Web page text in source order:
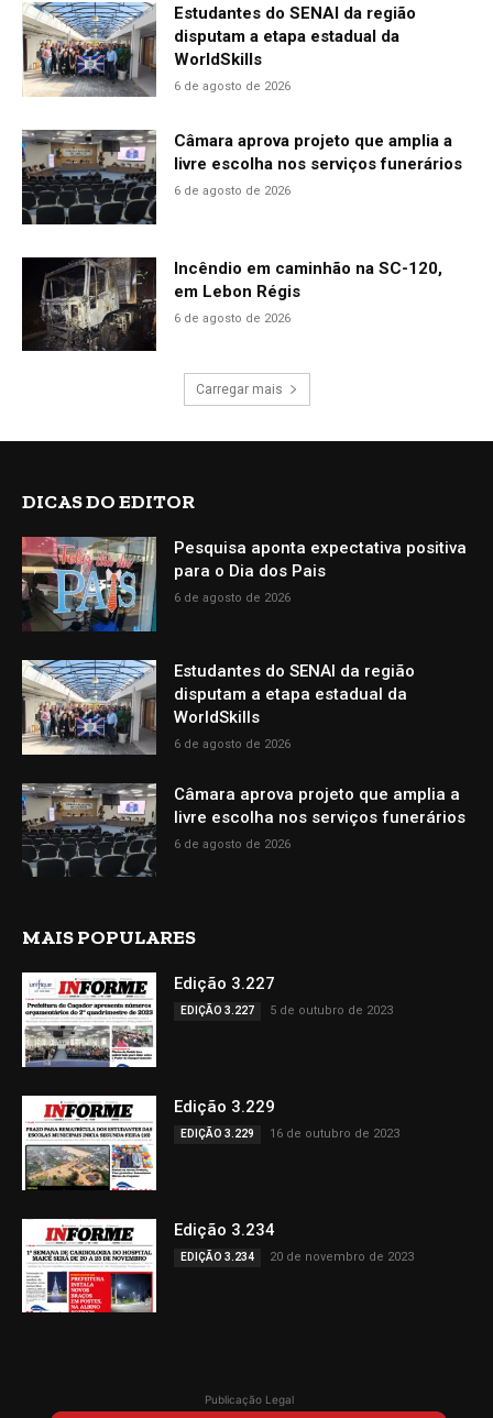
Estudantes do SENAI da região
disputam a etapa estadual da
WorldSkills
6 de agosto de 2026
Câmara aprova projeto que amplia a
livre escolha nos serviços funerários
6 de agosto de 2026
Incêndio em caminhão na SC-120,
em Lebon Régis
6 de agosto de 2026
Carregar mais
DICAS DO EDITOR
Pesquisa aponta expectativa positiva
para o Dia dos Pais
6 de agosto de 2026
Estudantes do SENAI da região
disputam a etapa estadual da
WorldSkills
6 de agosto de 2026
Câmara aprova projeto que amplia a
livre escolha nos serviços funerários
6 de agosto de 2026
MAIS POPULARES
Edição 3.227
EDIÇÃO 3.227 5 de outubro de 2023
Edição 3.229
EDIÇÃO 3.229 16 de outubro de 2023
Edição 3.234
EDIÇÃO 3.234 20 de novembro de 2023
Publicação Legal